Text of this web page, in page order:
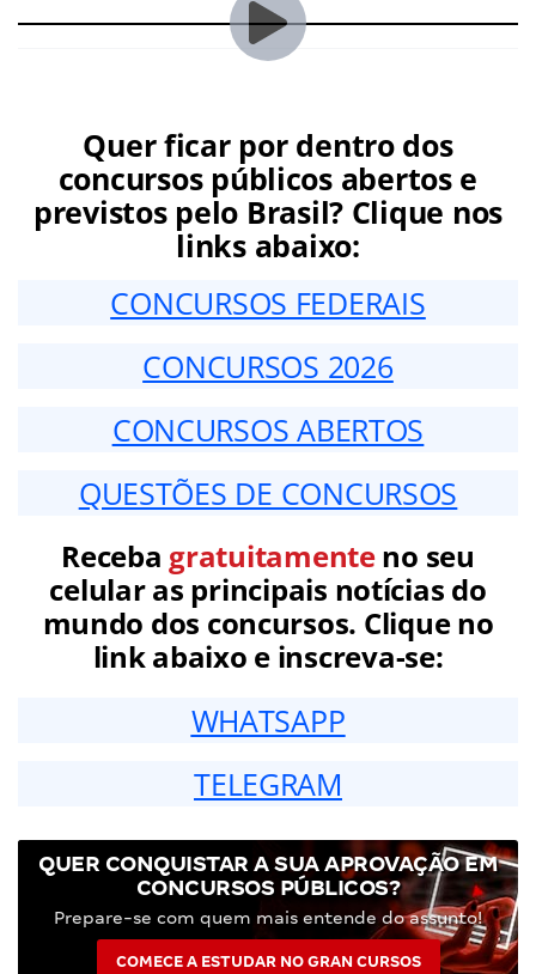
Quer ficar por dentro dos
concursos públicos abertos e
previstos pelo Brasil? Clique nos
links abaixo:
CONCURSOS FEDERAIS
CONCURSOS 2026
CONCURSOS ABERTOS
QUESTÕES DE CONCURSOS
Receba gratuitamenteno seu
celular as principais notícias do
mundo dos concursos. Clique no
link abaixo e inscreva-se:
WHATSAPP
TELEGRAM
QUER CONQUISTAR A SUA APROVAÇÃO EM
CONCURSOS PÚBLICOS?
Prepare-se com quem mais entende do assunto!
COMECE A ESTUDAR NO GRAN CURSOS